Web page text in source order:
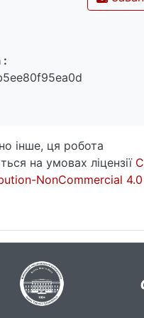
:
інше, ця робота
на умовах ліцензії
NonCommercial 4.0